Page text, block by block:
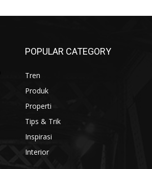
POPULAR CATEGORY
Tren
Produk
Properti
Tips & Trik
Inspirasi
Interior